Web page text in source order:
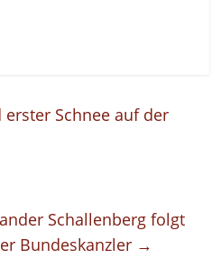
Schnee auf der
Schallenberg folgt
Bundeskanzler →